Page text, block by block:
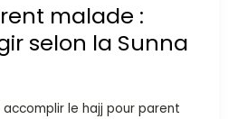
malade :
selon la Sunna
le hajj pour parent